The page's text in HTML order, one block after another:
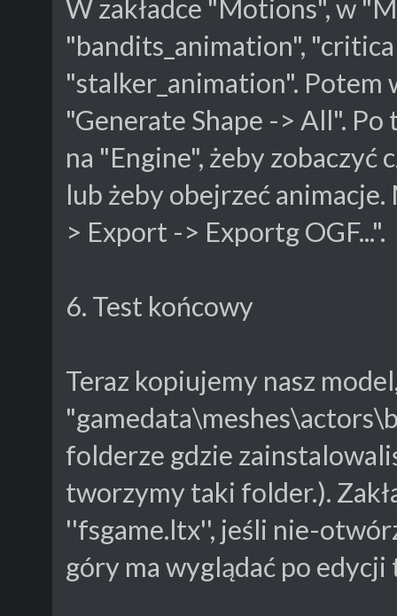
W zakładce "Motions", w
"bandits_animation",
"stalker_animation". Potem
"Generate Shape -> All".
na "Engine", żeby zobaczyć
lub żeby obejrzeć
> Export -> Exportg OGF...".
6. Test końcowy
Teraz kopiujemy nasz
folderze gdzie
tworzymy taki folder.).
''fsgame.ltx'', jeśli nie-
góry ma wyglądać po edycji